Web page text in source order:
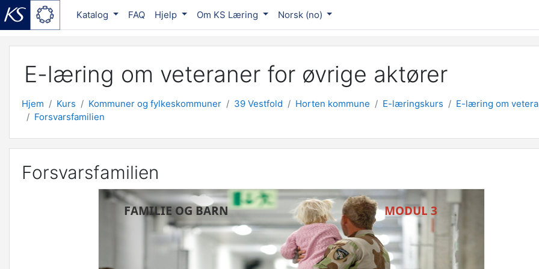
Katalog FAQ Hjelp Om KS Læring Norsk ‎(no)‎
E-læring om veteraner for øvrige aktører
Hjem Kurs Kommuner og fylkeskommuner 39 Vestfold Horten kommune E-læringskurs
E-læring om
Forsvarsfamilien
Forsvarsfamilien